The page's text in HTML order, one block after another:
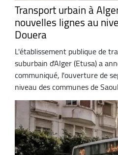
Transport urbain à
nouvelles lignes au
Douera
L'établissement publique de
suburbain d'Alger (Etusa) a
communiqué, l'ouverture de
niveau des communes de